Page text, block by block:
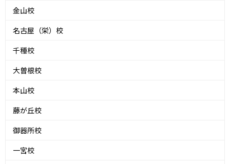
金山校
名古屋（栄）校
千種校
大曽根校
本山校
藤が丘校
御器所校
一宮校